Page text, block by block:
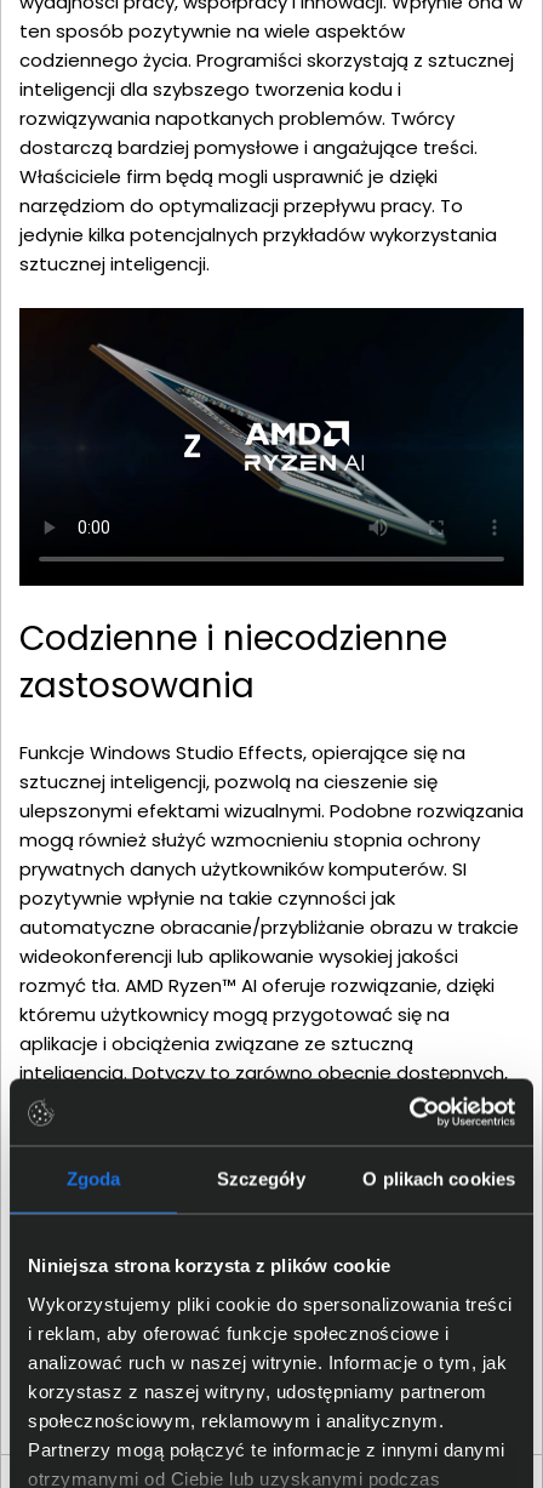
Zgoda Szczegóły O plikach cookies
Niniejsza strona korzysta z plików cookie
Wykorzystujemy pliki cookie do spersonalizowania treści
i reklam, aby oferować funkcje społecznościowe i
analizować ruch w naszej witrynie. Informacje o tym, jak
korzystasz z naszej witryny, udostępniamy partnerom
społecznościowym, reklamowym i analitycznym.
Partnerzy mogą połączyć te informacje z innymi danymi
otrzymanymi od Ciebie lub uzyskanymi podczas
ten sposób pozytywnie na wiele aspektów
codziennego życia. Programiści skorzystają z sztucznej
inteligencji dla szybszego tworzenia kodu i
rozwiązywania napotkanych problemów. Twórcy
dostarczą bardziej pomysłowe i angażujące treści.
Właściciele firm będą mogli usprawnić je dzięki
narzędziom do optymalizacji przepływu pracy. To
jedynie kilka potencjalnych przykładów wykorzystania
sztucznej inteligencji.
Codzienne i niecodzienne
zastosowania
Funkcje Windows Studio Effects, opierające się na
sztucznej inteligencji, pozwolą na cieszenie się
ulepszonymi efektami wizualnymi. Podobne rozwiązania
mogą również służyć wzmocnieniu stopnia ochrony
prywatnych danych użytkowników komputerów. SI
pozytywnie wpłynie na takie czynności jak
automatyczne obracanie/przybliżanie obrazu w trakcie
wideokonferencji lub aplikowanie wysokiej jakości
rozmyć tła. AMD Ryzen™ AI oferuje rozwiązanie, dzięki
któremu użytkownicy mogą przygotować się na
aplikacje i obciążenia związane ze sztuczną
inteligencją. Dotyczy to zarówno obecnie dostępnych,
jak i potencjalnie nadchodzących zastosowań.